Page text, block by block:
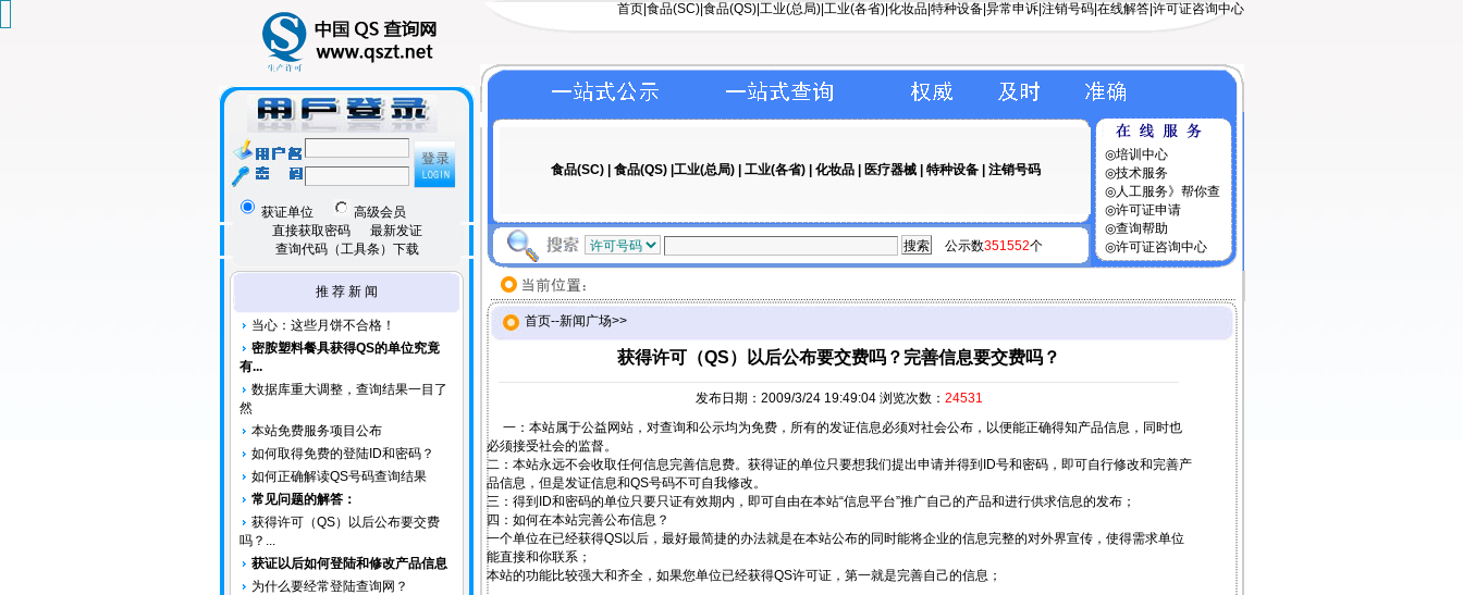
获证单位
高级会员
直接获取密码
最新发证
查询代码（工具条）下载
首页 食品(SC) 食品(QS) |工业(总局)| 工业(各省) 化妆品 特种设备 异常申诉 注销号码 在线解答 许可证咨询中心
◎培训中心
◎技术服务
◎人工服务》帮你查
◎许可证申请
◎查询帮助
◎许可证咨询中心
食品(SC)| 食品(QS)|工业(总局) | 工业(各省)| 化妆品| 医疗器械| 特种设备| 注销号码
公示数351552个
推 荐 新 闻
当心：这些月饼不合格！
密胺塑料餐具获得QS的单位究竟
有...
数据库重大调整，查询结果一目了
然
本站免费服务项目公布
如何取得免费的登陆ID和密码？
如何正确解读QS号码查询结果
常见问题的解答：
获得许可（QS）以后公布要交费
吗？...
获证以后如何登陆和修改产品信息
为什么要经常登陆查询网？
首页--新闻广场>>
获得许可（QS）以后公布要交费吗？完善信息要交费吗？
发布日期：2009/3/24 19:49:04 浏览次数： 24531
一：本站属于公益网站，对查询和公示均为免费，所有的发证信息必须对社会公布，以便能正确得知产品信息，同时也
必须接受社会的监督。
二：本站永远不会收取任何信息完善信息费。获得证的单位只要想我们提出申请并得到ID号和密码，即可自行修改和完善产
品信息，但是发证信息和QS号码不可自我修改。
三：得到ID和密码的单位只要只证有效期内，即可自由在本站“信息平台”推广自己的产品和进行供求信息的发布；
四：如何在本站完善公布信息？
一个单位在已经获得QS以后，最好最简捷的办法就是在本站公布的同时能将企业的信息完整的对外界宣传，使得需求单位
能直接和你联系；
本站的功能比较强大和齐全，如果您单位已经获得QS许可证，第一就是完善自己的信息；